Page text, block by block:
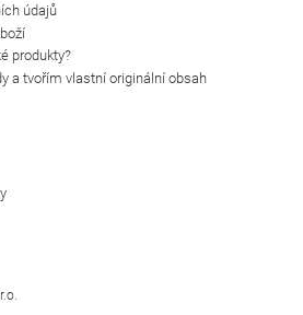
údajů
produkty?
a tvořím vlastní originální obsah